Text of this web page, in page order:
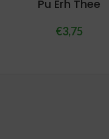
Pu Erh Thee
€3,75